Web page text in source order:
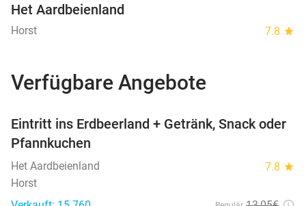
Het Aardbeienland
Horst 7.8 star
Verfügbare Angebote
Eintritt ins Erdbeerland + Getränk, Snack oder
Pfannkuchen
Het Aardbeienland 7.8 star
Horst